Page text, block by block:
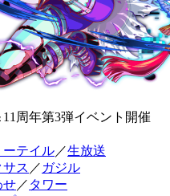
周年第3弾イベント開催
ーテイル／生放送
サス ／ ガジル
せ／ タワー